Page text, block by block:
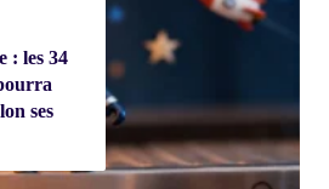
: les 34
ses